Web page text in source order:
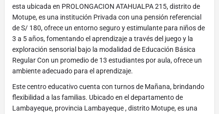
esta ubicada en PROLONGACION ATAHUALPA 215, distrito de
Motupe, es una institución Privada con una pensión referencial
de S/ 180, ofrece un entorno seguro y estimulante para niños de
3 a 5 años, fomentando el aprendizaje a través del juego y la
exploración sensorial bajo la modalidad de Educación Básica
Regular Con un promedio de 13 estudiantes por aula, ofrece un
ambiente adecuado para el aprendizaje.
Este centro educativo cuenta con turnos de Mañana, brindando
flexibilidad a las familias. Ubicado en el departamento de
Lambayeque, provincia Lambayeque , distrito Motupe, es una